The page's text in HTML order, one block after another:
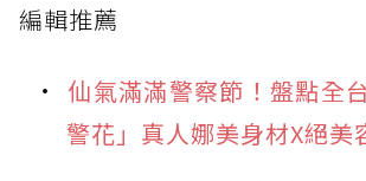
編輯推薦
仙氣滿滿警察節！盤點全
警花」真人娜美身材X絕美